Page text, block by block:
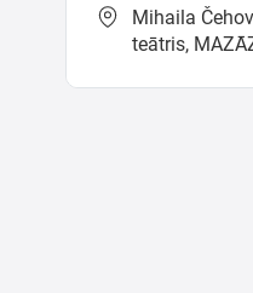
Mihaila
teātris,